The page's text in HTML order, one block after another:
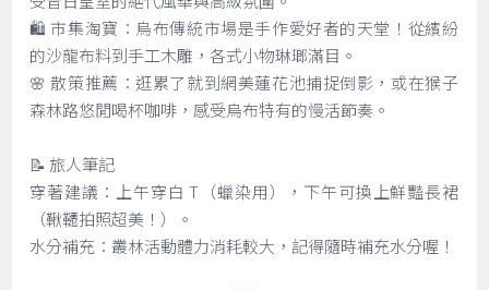
🛍️ 市集淘寶：烏布傳統市場是手作愛好者的天堂！從繽紛
的沙龍布料到手工木雕，各式小物琳瑯滿目。
🌸 散策推薦：逛累了就到網美蓮花池捕捉倒影，或在猴子
森林路悠閒喝杯咖啡，感受烏布特有的慢活節奏。
📝 旅人筆記
穿著建議：上午穿白 T（蠟染用），下午可換上鮮豔長裙
（鞦韆拍照超美！）。
水分補充：叢林活動體力消耗較大，記得隨時補充水分喔！